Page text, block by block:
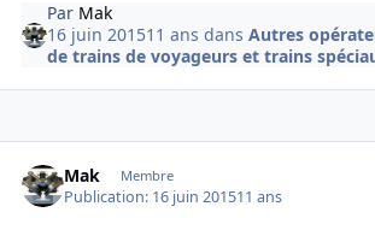
Par Mak
16 juin 201511 ans dansAutres
de trains de voyageurs et trains
Mak Membre
Publication: 16 juin 201511 ans